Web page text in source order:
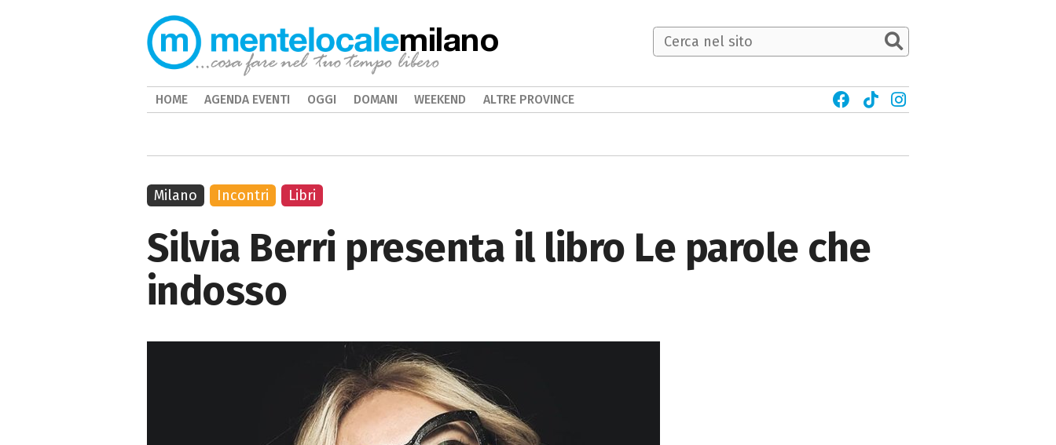
Silvia Berri presenta il libro Le parole che
indosso
Milano Incontri Libri
milano
HOME AGENDA EVENTI OGGI DOMANI WEEKEND ALTRE PROVINCE